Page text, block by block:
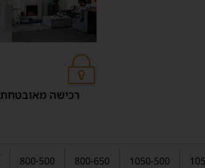
רכישה מאובטחת
1050-500
800-650
800-500